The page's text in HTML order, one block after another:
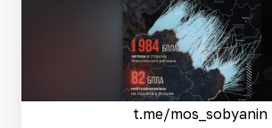
t.me/mos_sobyanin